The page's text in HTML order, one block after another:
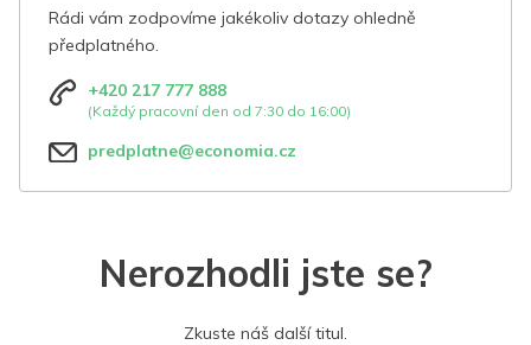
Rádi vám zodpovíme jakékoliv dotazy ohledně
předplatného.
+420 217 777 888
(Každý pracovní den od 7:30 do 16:00)
predplatne@economia.cz
Nerozhodli jste se?
Zkuste náš další titul.